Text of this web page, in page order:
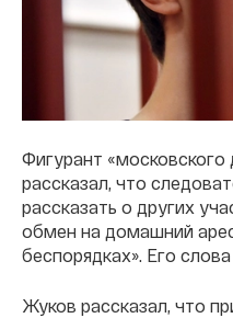
Фигурант «московского
рассказал, что
рассказать о других
обмен на домашний
беспорядках». Его слова
Жуков рассказал, что